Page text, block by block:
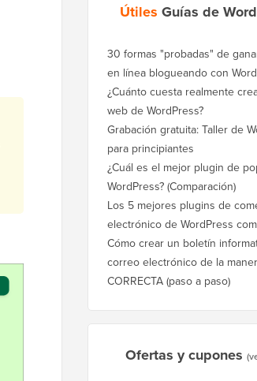
Útiles Guías de
30 formas "probadas" de
en línea blogueando con
¿Cuánto cuesta realmente
web de WordPress?
Grabación gratuita: Taller de
para principiantes
¿Cuál es el mejor plugin de
WordPress? (Comparación)
Los 5 mejores plugins de
electrónico de WordPress
Cómo crear un boletín
correo electrónico de la
CORRECTA (paso a paso)
Ofertas y cupones